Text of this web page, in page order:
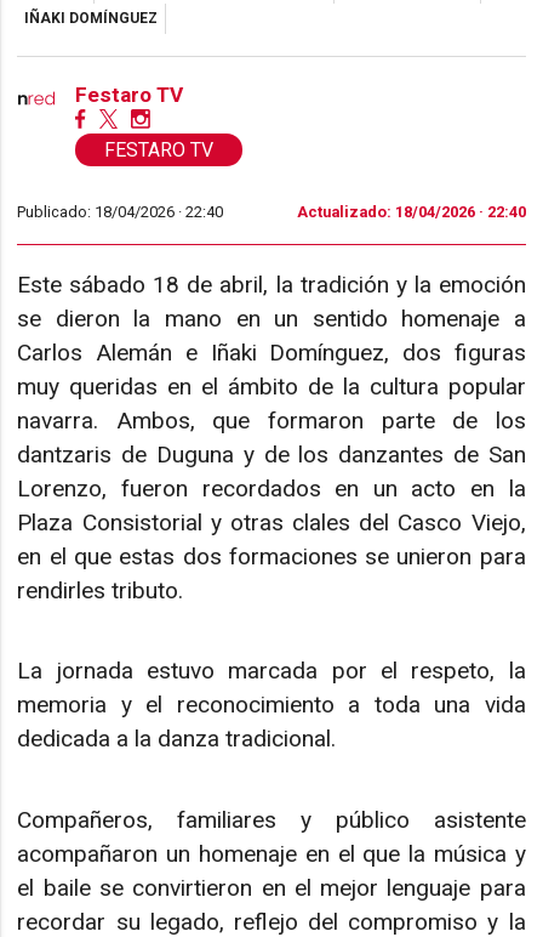
IÑAKI DOMÍNGUEZ
Festaro TV
FESTARO TV
Publicado: 18/04/2026 ·22:40 Actualizado: 18/04/2026 · 22:40
Este sábado 18 de abril, la tradición y la emoción
se dieron la mano en un sentido homenaje a
Carlos Alemán e Iñaki Domínguez, dos figuras
muy queridas en el ámbito de la cultura popular
navarra. Ambos, que formaron parte de los
dantzaris de Duguna y de los danzantes de San
Lorenzo, fueron recordados en un acto en la
Plaza Consistorial y otras clales del Casco Viejo,
en el que estas dos formaciones se unieron para
rendirles tributo.
La jornada estuvo marcada por el respeto, la
memoria y el reconocimiento a toda una vida
dedicada a la danza tradicional.
Compañeros, familiares y público asistente
acompañaron un homenaje en el que la música y
el baile se convirtieron en el mejor lenguaje para
recordar su legado, reflejo del compromiso y la